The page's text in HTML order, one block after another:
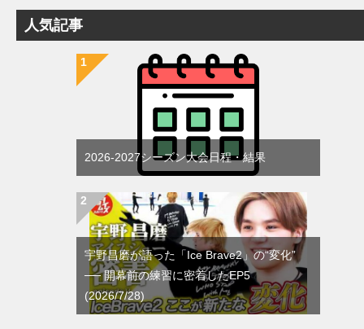
人気記事
2026-2027シーズン大会日程・結果
宇野昌磨が語った「Ice Brave2」の“変化”
── 開幕前の練習に密着したEP5
(2026/7/28)